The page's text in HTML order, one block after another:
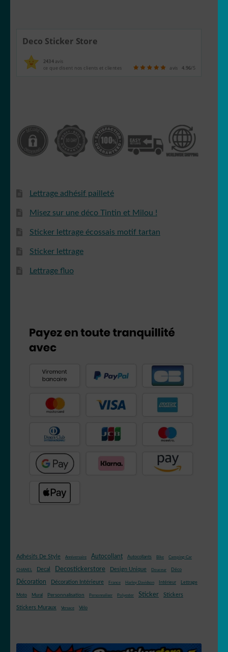
Deco Sticker Store
2434avis
ce que disent nos clients et clientes avis 4.96/5
Lettrage adhésif pailleté
Misez sur une déco Tintin et Milou !
Sticker lettrage écossais motif tartan
Sticker lettrage
Lettrage fluo
Adhésifs De Style Anniversaire Autocollant Autocollants Bike Camping-Car
CHANEL Decal Decostickerstore Design Unique Douceur Déco
Décoration Décoration Intérieure France Harley Davidson Intérieur Lettrage
Moto Mural Personnalisation Personnaliser Polyester Sticker Stickers
Stickers Muraux Versace Vélo